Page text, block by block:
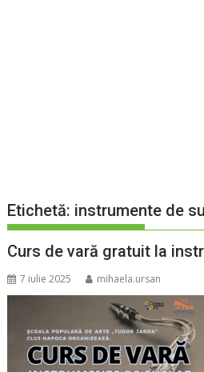
Etichetă: instrumente de
Curs de vară gratuit la
7 iulie 2025 mihaela.ursan